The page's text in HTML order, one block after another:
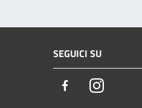
SEGUICI SU
FacebookInstagram